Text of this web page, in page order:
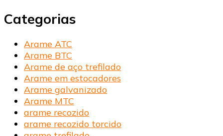
Categorias
Arame ATC
Arame BTC
Arame de aço trefilado
Arame em estocadores
Arame galvanizado
Arame MTC
arame recozido
arame recozido torcido